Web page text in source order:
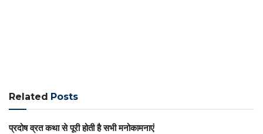
Related Posts
प्रदोष व्रत कथा से पूरी होती है सभी मनोकामनाएं